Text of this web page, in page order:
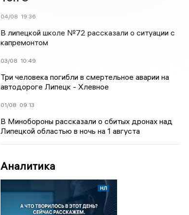
04/08 19:36
В липецкой школе №72 рассказали о ситуации с
капремонтом
03/08 10:49
Три человека погибли в смертельное аварии на
автодороге Липецк - Хлевное
01/08 09:13
В Минобороны рассказали о сбитых дронах над
Липецкой областью в ночь на 1 августа
Аналитика